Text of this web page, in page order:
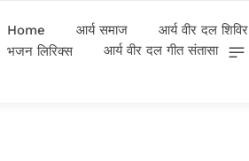
Home आर्य समाज आर्य वीर दल शिविर
भजन लिरिक्स
आर्य वीर दल गीत संतासा